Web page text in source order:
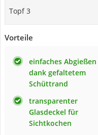
Topf 3
Vorteile
einfaches Abgießen
dank gefaltetem
Schüttrand
transparenter
Glasdeckel für
Sichtkochen